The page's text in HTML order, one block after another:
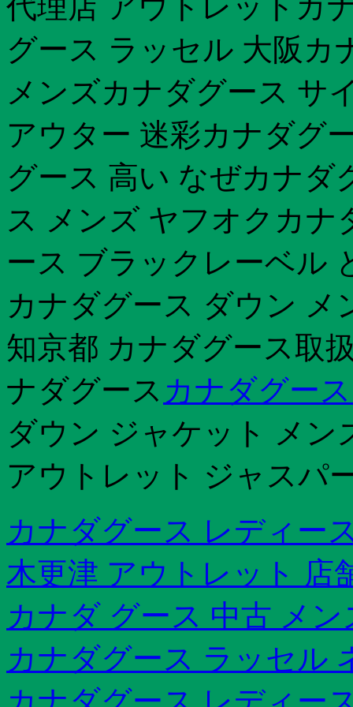
グース ラッセル 大阪カ
メンズカナダグース サ
アウター 迷彩カナダグ
グース 高い なぜカナダ
ス メンズ ヤフオクカナ
ース ブラックレーベル
カナダグース ダウン メ
知京都 カナダグース取
ナダグース カナダグー
ダウン ジャケット メ
アウトレット ジャスパ
カナダグース レディー
木更津 アウトレット 店
カナダ グース 中古 メン
カナダグース ラッセル